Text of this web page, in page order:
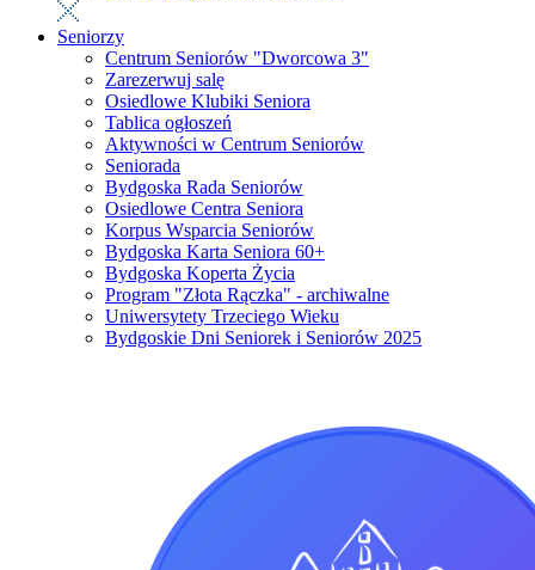
Seniorzy
Centrum Seniorów "Dworcowa 3"
Zarezerwuj salę
Osiedlowe Klubiki Seniora
Tablica ogłoszeń
Aktywności w Centrum Seniorów
Seniorada
Bydgoska Rada Seniorów
Osiedlowe Centra Seniora
Korpus Wsparcia Seniorów
Bydgoska Karta Seniora 60+
Bydgoska Koperta Życia
Program "Złota Rączka" - archiwalne
Uniwersytety Trzeciego Wieku
Bydgoskie Dni Seniorek i Seniorów 2025